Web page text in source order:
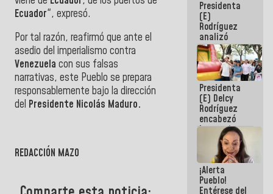
Ecuador", expresó.
Por tal razón, reafirmó que ante el
asedio del imperialismo contra
Venezuela con sus falsas
narrativas, este Pueblo se prepara
responsablemente bajo la dirección
del Presidente Nicolás Maduro.
REDACCIÓN MAZO
sabemos si
la semana
que viene
hay
programa
Presidenta
(E)
Rodríguez
analizó
junto a
gobernadores
planes de
recuperación
del Sistema
Eléctrico
Nacional
Presidenta
(E) Delcy
Rodríguez
encabezó
lanzamiento
del Plan
Nacional de
Recreación
Vacacional
¡Alerta
Pueblo!
Entérese del